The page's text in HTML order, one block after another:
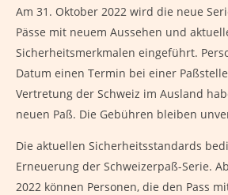
Am 31. Oktober 2022 wird die neue
Pässe mit neuem Aussehen und
Sicherheitsmerkmalen eingeführt.
Datum einen Termin bei einer
Vertretung der Schweiz im Ausland
neuen Paß. Die Gebühren bleiben
Die aktuellen Sicherheitsstandards
Erneuerung der Schweizerpaß-Serie.
2022 können Personen, die den Pass